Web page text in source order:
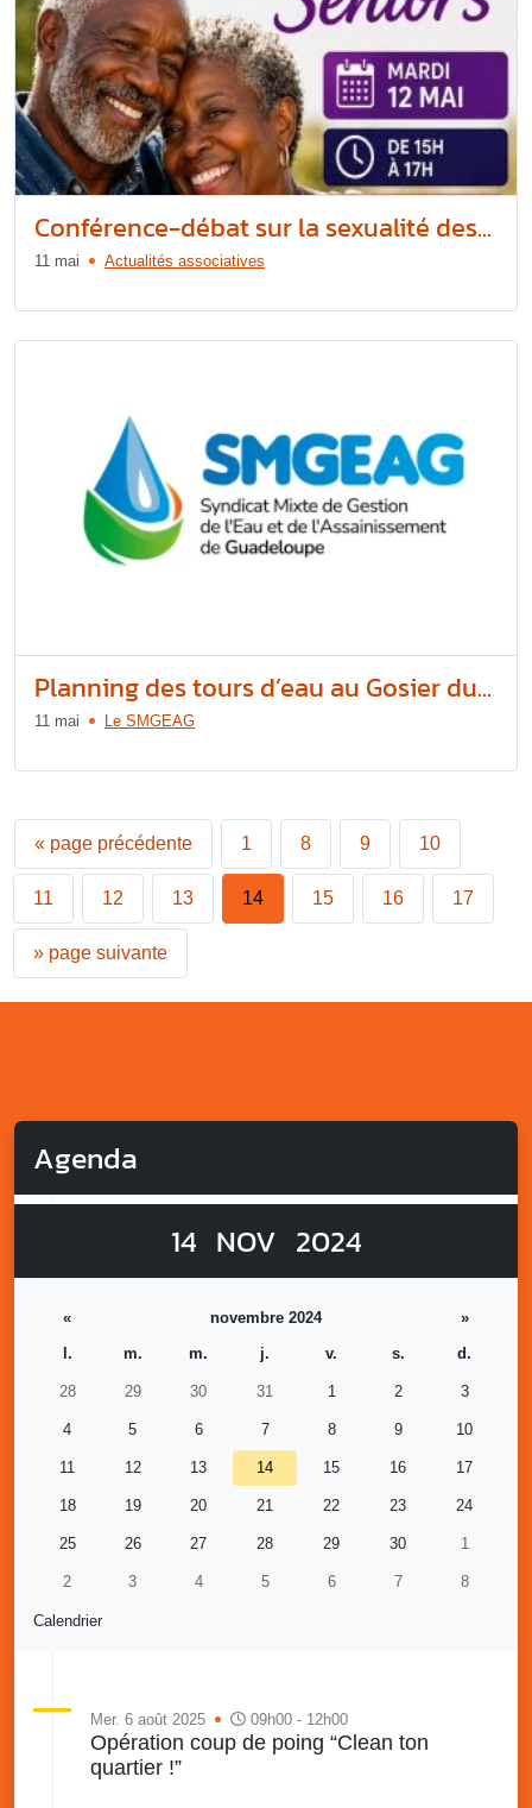
Conférence-débat sur la sexualité des...
11 mai Actualités associatives
Planning des tours d’eau au Gosier du...
11 mai Le SMGEAG
« page précédente 1 8 9 10
11 12 13 14 15 16 17
» page suivante
Agenda
14 NOV 2024
Calendrier
« novembre 2024
»
l.
m. m. j. v. s. d.
28 29 30 31 1 2 3
4 5 6 7 8 9 10
11 12 13 14 15 16 17
18 19 20 21 22 23 24
25 26 27 28 29 30 1
2 3 4 5 6 7 8
Mer. 6 août 2025 09h00 - 12h00
Opération coup de poing “Clean ton
quartier !”